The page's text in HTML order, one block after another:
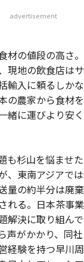
advertisement
材の値段の高さ
現地の飲食店は
輸入に頼るしか
の農家から食材
緒に運びより安
も杉山を悩ませ
、東南アジアで
量の約半分は廃
れる。日本茶事
解決に取り組ん
声がかかり、同
経験を持つ早川